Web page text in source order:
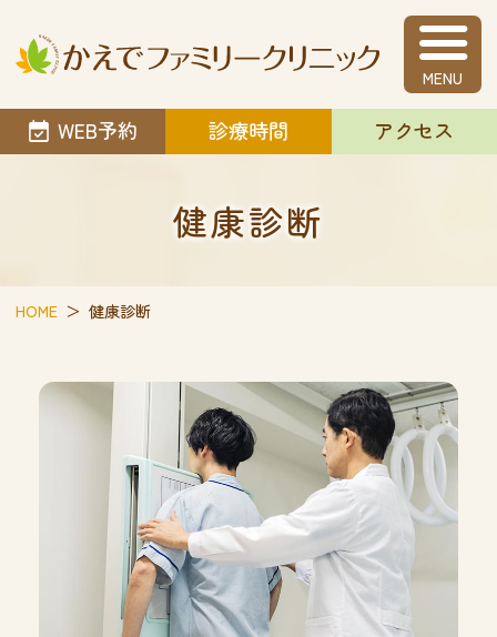
かえでファミ
WEB予約 診療時間 アクセス
健康診断
HOME 健康診断